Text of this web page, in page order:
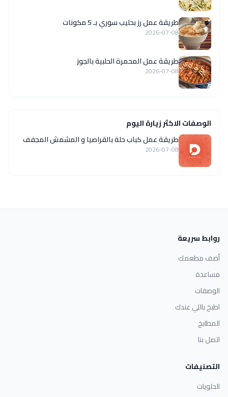
طريقة عمل رز بحليب سوري بـ 5 مكونات
2026-07-08
طريقة عمل المحمرة الحلبية بالجوز
2026-07-08
الوصفات الاكثر زيارة اليوم
طريقة عمل كباب حلة بالقراصيا و المشمش المجفف
2026-07-08
روابط سريعة
أضف مطعمك
مساعدة
الوصفات
اطبخ باللي عندك
المطابخ
اتصل بنا
التصنيفات
الحلويات